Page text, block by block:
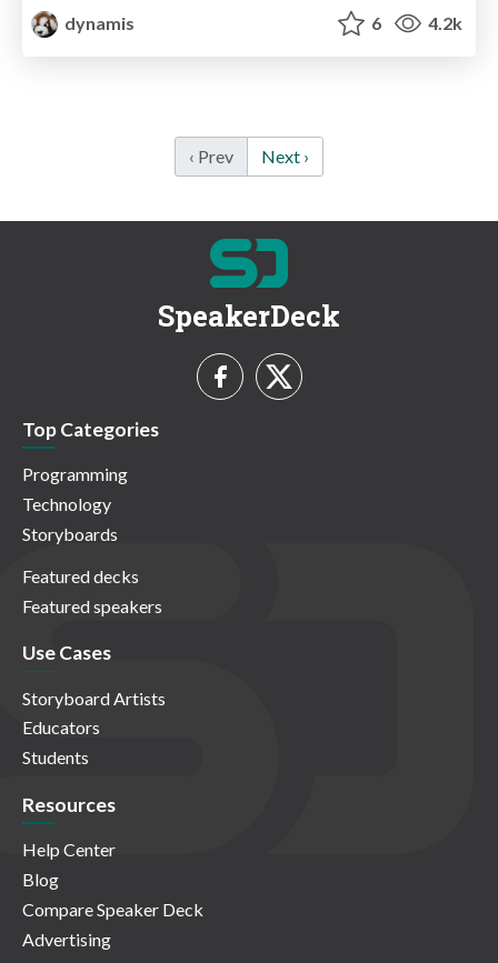
dynamis
6 4.2k
‹ Prev Next ›
SpeakerDeck
Top Categories
Programming
Technology
Storyboards
Featured decks
Featured speakers
Use Cases
Storyboard Artists
Educators
Students
Resources
Help Center
Blog
Compare Speaker Deck
Advertising